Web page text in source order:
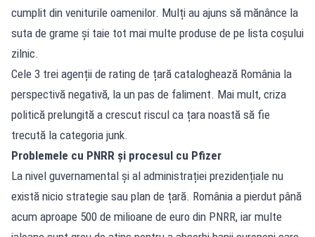
cumplit din veniturile oamenilor. Mulți au ajuns să mănânce la
suta de grame și taie tot mai multe produse de pe lista coșului
zilnic.
Cele 3 trei agenții de rating de țară cataloghează România la
perspectivă negativă, la un pas de faliment. Mai mult, criza
politică prelungită a crescut riscul ca țara noastă să fie
trecută la categoria junk.
Problemele cu PNRR și procesul cu Pfizer
La nivel guvernamental și al administrației prezidențiale nu
există nicio strategie sau plan de țară. România a pierdut până
acum aproape 500 de milioane de euro din PNRR, iar multe